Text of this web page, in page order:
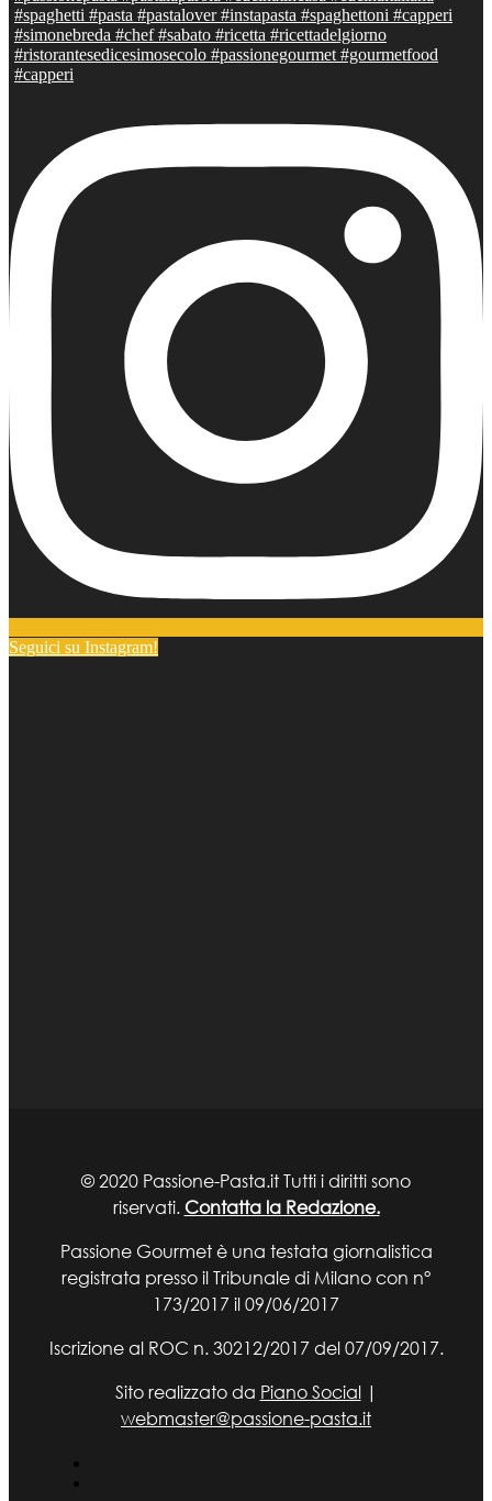
Seguici su Instagram!
© 2020 Passione-Pasta.it Tutti i diritti sono
riservati. Contatta la Redazione.
Passione Gourmet è una testata giornalistica
registrata presso il Tribunale di Milano con n°
173/2017 il 09/06/2017
Iscrizione al ROC n. 30212/2017 del 07/09/2017.
Sito realizzato da Piano Social|
webmaster@passione-pasta.it